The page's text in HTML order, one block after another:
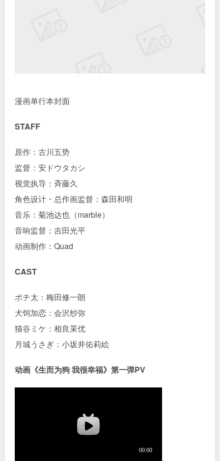
漫画单行本封面
STAFF
原作：古川五势
监督：安ドウタカシ
视觉执导：斉藤久
角色设计・总作画监督：森田和明
音乐：菊池达也（marble）
音响监督：吉田光平
动画制作：Quad
CAST
ポチ太：梅田修一朗
犬饲加恋：会沢纱弥
猫谷ミケ：相良茉优
月城うさぎ：小坂井佑莉絵
动画《生而为狗 我很幸福》第一弹PV